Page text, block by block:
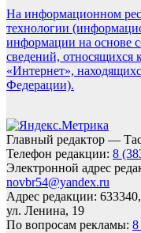
На информационном
технологии
информации на основе
сведений, относящихся
«Интернет»,
Федерации).
Главный редактор —
Телефон редакции: 8
Электронной адрес
novbr54@yandex.ru
Адрес редакции:
ул. Ленина, 19
По вопросам рекламы: 8